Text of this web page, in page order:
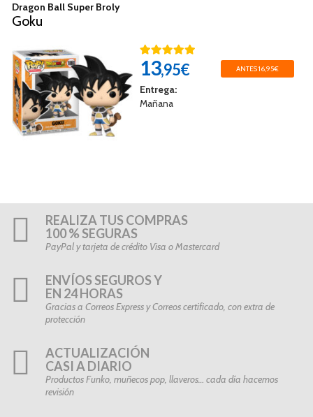
Dragon Ball Super Broly
Goku
13,95€ ANTES 16,95€
Entrega:
Mañana
REALIZA TUS COMPRAS
100 % SEGURAS
PayPal y tarjeta de crédito Visa o Mastercard
ENVÍOS SEGUROS Y
EN 24 HORAS
Gracias a Correos Express y Correos certificado, con extra de
protección
ACTUALIZACIÓN
CASI A DIARIO
Productos Funko, muñecos pop, llaveros… cada día hacemos
revisión